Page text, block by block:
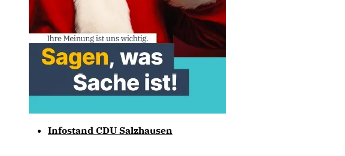
Infostand CDU Salzhausen